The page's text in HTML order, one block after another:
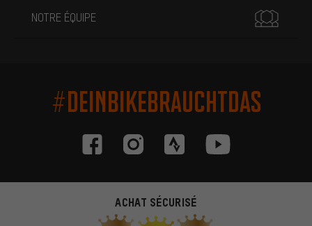
NOTRE ÉQUIPE
#DEINBIKEBRAUCHTDAS
ACHAT SÉCURISÉ